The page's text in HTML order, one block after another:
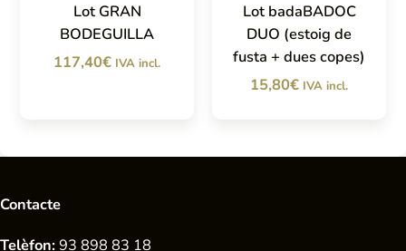
Lot GRAN
BODEGUILLA
117,40€ IVA incl.
Lot badaBADOC
DUO (estoig de
fusta + dues copes)
15,80€ IVA incl.
Contacte
Telèfon:93 898 83 18